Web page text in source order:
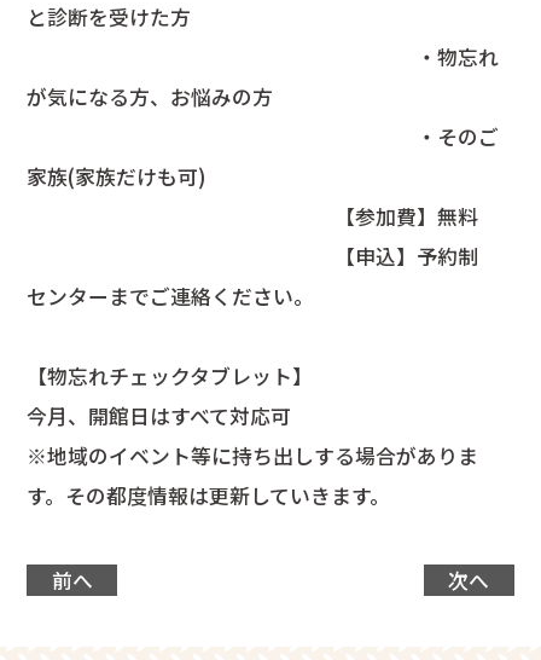
と診断を受けた方
・物忘れ
が気になる方、お悩みの方
・そのご
家族(家族だけも可)
【参加費】無料
【申込】予約制
センターまでご連絡ください。
【物忘れチェックタブレット】
今月、開館日はすべて対応可
※地域のイベント等に持ち出しする場合がありま
す。その都度情報は更新していきます。
前へ 次へ